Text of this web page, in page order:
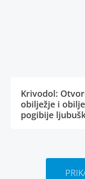
Krivodol:
obilježje i
pogibije